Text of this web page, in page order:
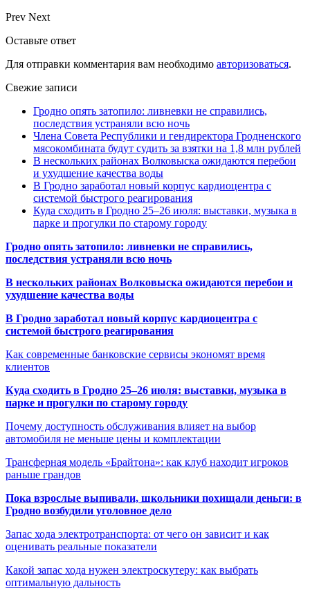
Prev Next
Оставьте ответ
Для отправки комментария вам необходимо авторизоваться.
Свежие записи
Гродно опять затопило: ливневки не справились,
последствия устраняли всю ночь
Члена Совета Республики и гендиректора Гродненского
мясокомбината будут судить за взятки на 1,8 млн рублей
В нескольких районах Волковыска ожидаются перебои
и ухудшение качества воды
В Гродно заработал новый корпус кардиоцентра с
системой быстрого реагирования
Куда сходить в Гродно 25–26 июля: выставки, музыка в
парке и прогулки по старому городу
Гродно опять затопило: ливневки не справились,
последствия устраняли всю ночь
В нескольких районах Волковыска ожидаются перебои и
ухудшение качества воды
В Гродно заработал новый корпус кардиоцентра с
системой быстрого реагирования
Как современные банковские сервисы экономят время
клиентов
Куда сходить в Гродно 25–26 июля: выставки, музыка в
парке и прогулки по старому городу
Почему доступность обслуживания влияет на выбор
автомобиля не меньше цены и комплектации
Трансферная модель «Брайтона»: как клуб находит игроков
раньше грандов
Пока взрослые выпивали, школьники похищали деньги: в
Гродно возбудили уголовное дело
Запас хода электротранспорта: от чего он зависит и как
оценивать реальные показатели
Какой запас хода нужен электроскутеру: как выбрать
оптимальную дальность